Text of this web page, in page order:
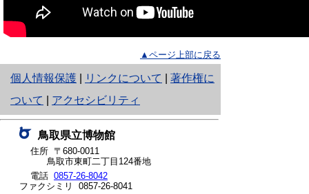
▲ページ上部に戻る
個人情報保護
と
り
ネ
ッ
ト
へ
リンクについて
著作権に
ついて
アクセシビリティ
鳥取県立博物館
住所 〒680-0011
鳥取市東町二丁目124番地
電話 0857-26-8042
ファクシミリ 0857-26-8041